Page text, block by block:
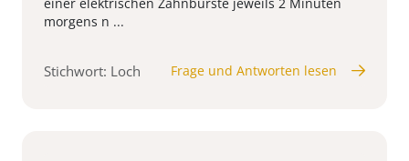
morgens n ...
Stichwort: Loch Frage und Antworten lesen